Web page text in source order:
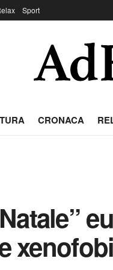
Sport
CRONACA